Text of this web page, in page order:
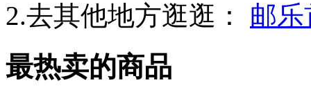
2.去其他地方逛逛：
邮
最热卖的商品